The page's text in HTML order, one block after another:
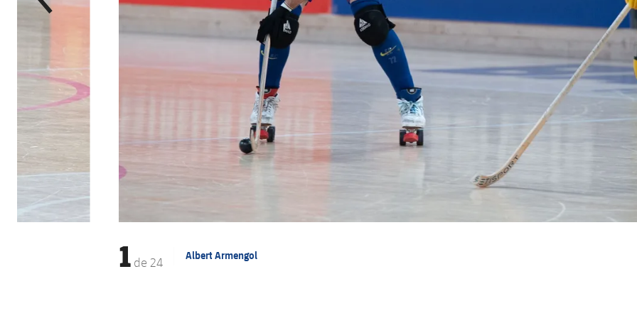
1de 24 Albert Armengol